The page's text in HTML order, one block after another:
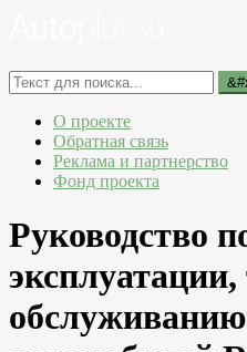
О проекте
Обратная связь
Реклама и партнерство
Фонд проекта
Руководство